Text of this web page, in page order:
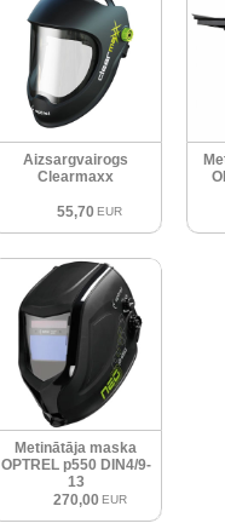
Aizsargvairogs
Clearmaxx
55,70 EUR
Metinātāja maska
OPTREL p550 DIN4/9-
13
270,00 EUR